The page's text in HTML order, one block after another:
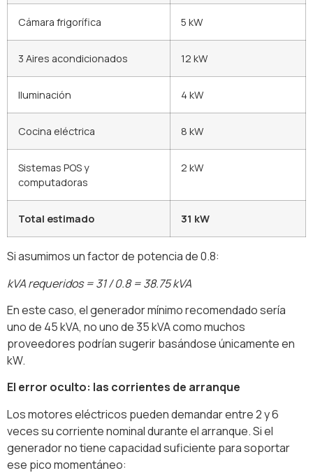
Cámara frigorífica 5 kW
3 Aires acondicionados 12 kW
Iluminación 4 kW
Cocina eléctrica 8 kW
Sistemas POS y
computadoras
2 kW
Total estimado 31 kW
Si asumimos un factor de potencia de 0.8:
kVA requeridos = 31 / 0.8 = 38.75 kVA
En este caso, el generador mínimo recomendado sería
uno de 45 kVA, no uno de 35 kVA como muchos
proveedores podrían sugerir basándose únicamente en
kW.
El error oculto: las corrientes de arranque
Los motores eléctricos pueden demandar entre 2 y 6
veces su corriente nominal durante el arranque. Si el
generador no tiene capacidad suficiente para soportar
ese pico momentáneo: